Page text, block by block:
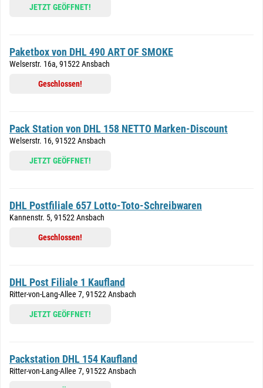
JETZT GEÖFFNET!
Paketbox von DHL 490 ART OF SMOKE
Welserstr. 16a, 91522 Ansbach
Geschlossen!
Pack Station von DHL 158 NETTO Marken-Discount
Welserstr. 16, 91522 Ansbach
JETZT GEÖFFNET!
DHL Postfiliale 657 Lotto-Toto-Schreibwaren
Kannenstr. 5, 91522 Ansbach
Geschlossen!
DHL Post Filiale 1 Kaufland
Ritter-von-Lang-Allee 7, 91522 Ansbach
JETZT GEÖFFNET!
Packstation DHL 154 Kaufland
Ritter-von-Lang-Allee 7, 91522 Ansbach